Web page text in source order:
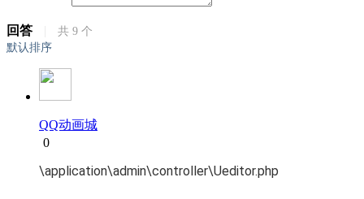
回答 共 9 个
默认排序
QQ动画城
0
\application\admin\controller\Ueditor.php